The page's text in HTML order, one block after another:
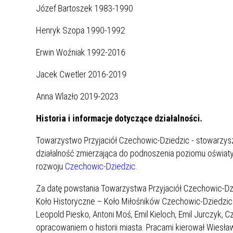
Józef Bartoszek 1983-1990
Henryk Szopa 1990-1992
Erwin Woźniak 1992-2016
Jacek Cwetler 2016-2019
Anna Wlazło 2019-2023
Historia i informacje dotyczące działalności.
Towarzystwo Przyjaciół Czechowic-Dziedzic -
działalność zmierzająca do podnoszenia poziomu
rozwoju Czechowic-Dziedzic
Za datę powstania Towarzystwa Przyjaciół Czechowic-
Koło Historyczne – Koło Miłośników Czechowic-
Leopold Piesko, Antoni Moś, Emil Kieloch, Emil Jurczyk,
opracowaniem o historii miasta. Pracami kierował